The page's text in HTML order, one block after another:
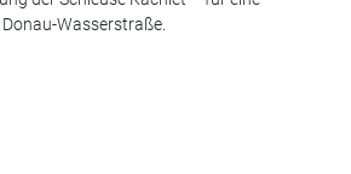
Wasserstraße.